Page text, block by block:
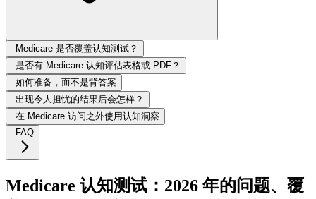
Medicare 是否覆盖认知测试？
是否有 Medicare 认知评估表格或 PDF？
如何准备，而不是背答案
出现令人担忧的结果后会怎样？
在 Medicare 访问之外使用认知洞察
FAQ
Medicare 认知测试：2026 年的问题、覆